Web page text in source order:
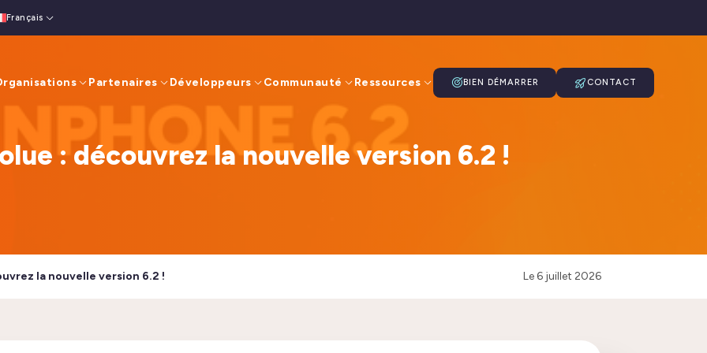
Français
Partenaires Développeurs Communauté Ressources BIEN DÉMARRER CONTACT
: découvrez la nouvelle version 6.2 !
la nouvelle version 6.2 ! Le 6 juillet 2026